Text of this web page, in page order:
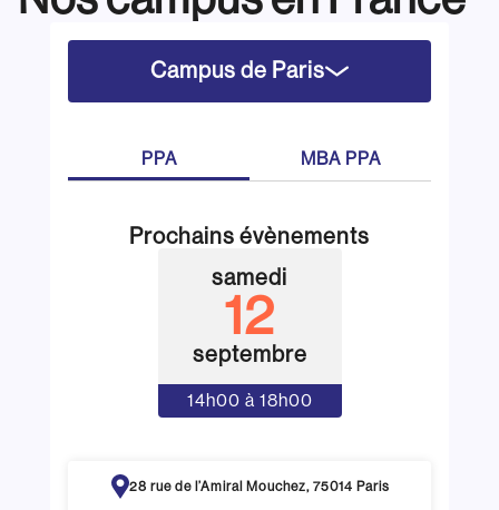
Campus de Paris
PPA MBA PPA
Prochains évènements
samedi
12
septembre
14h00 à 18h00
28 rue de l’Amiral Mouchez, 75014 Paris